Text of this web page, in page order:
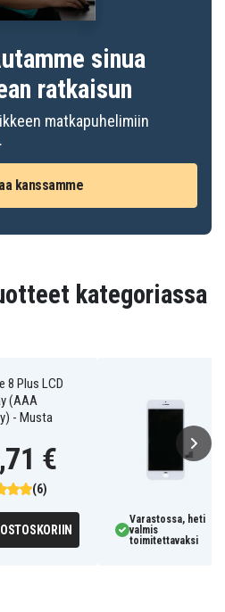
sinua
ratkaisun
matkapuhelimiin
kanssamme
kategoriassa
8 Plus LCD
(AAA
- Musta
(6)
€
Varastossa, heti
valmis
toimitettavaksi